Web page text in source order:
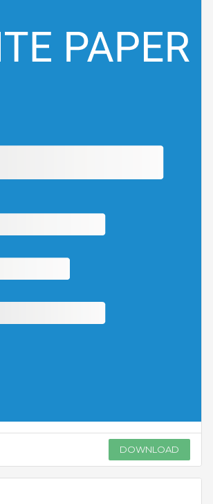
DOWNLOAD